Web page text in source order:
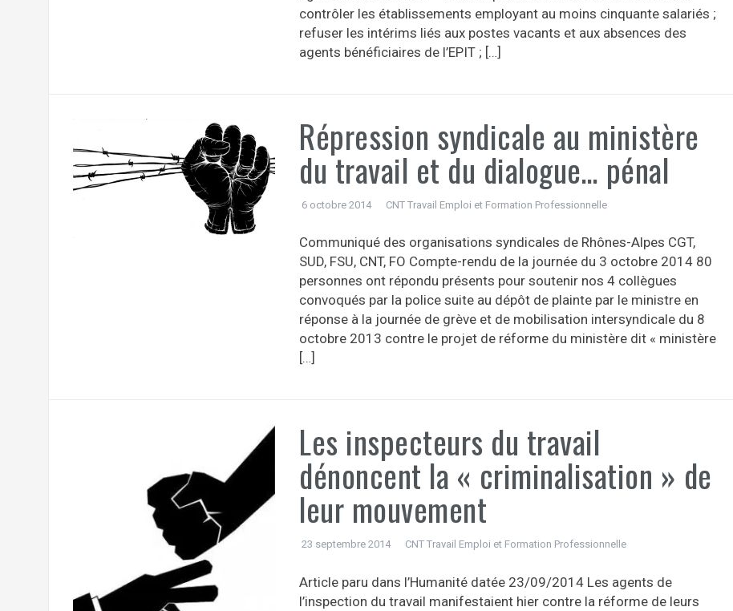
contrôler les établissements employant au moins cinquante salariés ;
refuser les intérims liés aux postes vacants et aux absences des
agents bénéficiaires de l’EPIT ; […]
Répression syndicale au ministère
du travail et du dialogue… pénal
6 octobre 2014 CNT Travail Emploi et Formation Professionnelle
Communiqué des organisations syndicales de Rhônes-Alpes CGT,
SUD, FSU, CNT, FO Compte-rendu de la journée du 3 octobre 2014 80
personnes ont répondu présents pour soutenir nos 4 collègues
convoqués par la police suite au dépôt de plainte par le ministre en
réponse à la journée de grève et de mobilisation intersyndicale du 8
octobre 2013 contre le projet de réforme du ministère dit « ministère
[…]
Les inspecteurs du travail
dénoncent la « criminalisation » de
leur mouvement
23 septembre 2014 CNT Travail Emploi et Formation Professionnelle
Article paru dans l’Humanité datée 23/09/2014 Les agents de
l’inspection du travail manifestaient hier contre la réforme de leurs